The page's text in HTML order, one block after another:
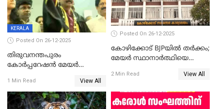
KERALA
Posted On 26-12-2025
തിരുവനന്തപുരം
കോര്‍പ്പറേഷന്‍ മേയര്‍
ഹൈക്കോടതിയിലേക്ക്;
സത്യപ്രതിജ്ഞ ചടങ്ങില്‍
ചട്ടലംഘനമെന്ന് പാർട്ടി
1 Min Read View All
Posted On 26-12-2025
കോഴിക്കോട് BJPയിൽ തർക്കം;
മേയർ സ്ഥാനാർത്ഥിയെ
2 Min Read View All